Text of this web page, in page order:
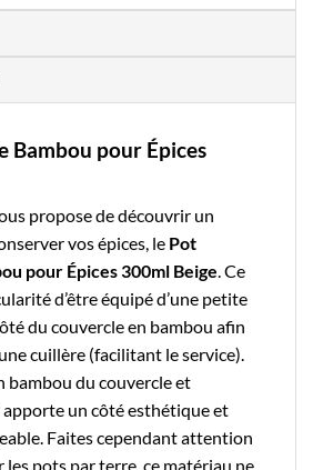
Bambou pour Épices
propose de découvrir un
vos épices, le Pot
pour Épices 300ml Beige . Ce
d’être équipé d’une petite
du couvercle en bambou afin
cuillère (facilitant le service).
bambou du couvercle et
un côté esthétique et
Faites cependant attention
les pots par terre, ce matériau ne